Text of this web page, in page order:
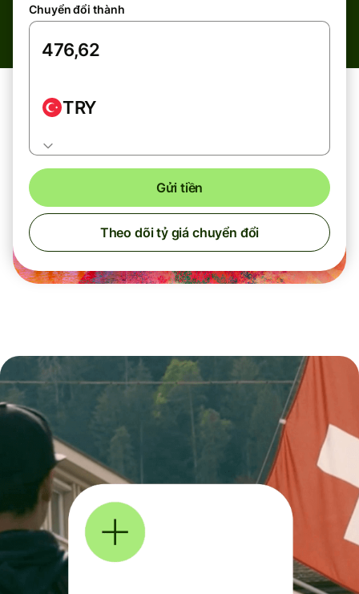
Chuyển đổi thành
TRY
Gửi tiền
Theo dõi tỷ giá chuyển đổi